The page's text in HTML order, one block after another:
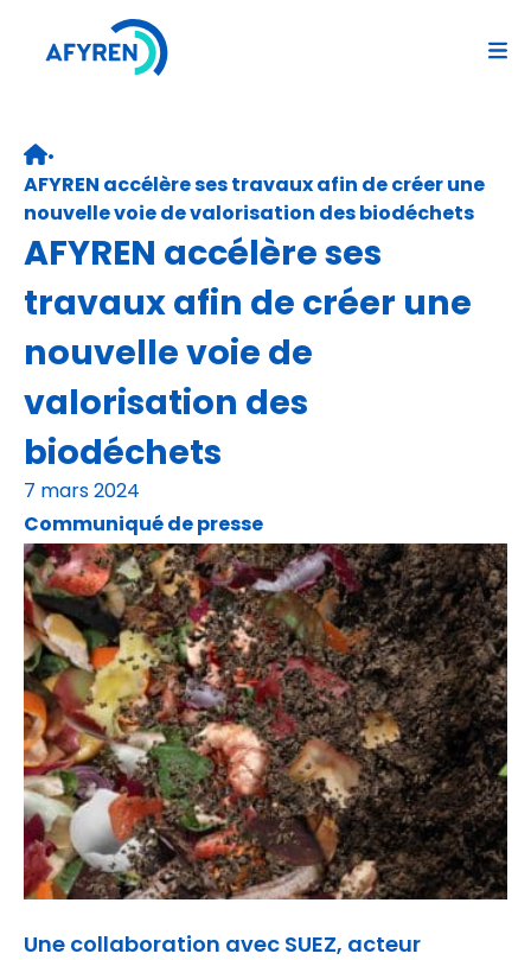
contenu
Retour page d’accueil
•
AFYREN accélère ses travaux afin de créer une
nouvelle voie de valorisation des biodéchets
AFYREN accélère ses
travaux afin de créer une
nouvelle voie de
valorisation des
biodéchets
7 mars 2024
Communiqué de presse
Une collaboration avec SUEZ, acteur